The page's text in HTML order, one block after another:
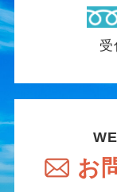
お